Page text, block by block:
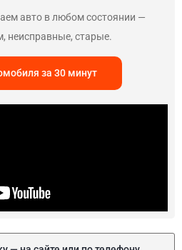
авто в любом состоянии —
неисправные, старые.
за 30 минут